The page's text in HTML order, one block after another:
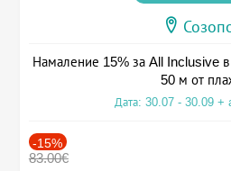
Намаление 15% за All Inclusive
50 м от
Дата: 30.07 - 30.09 +
-15%
83.00€